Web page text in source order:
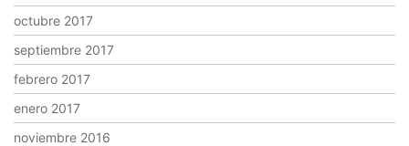
octubre 2017
septiembre 2017
febrero 2017
enero 2017
noviembre 2016